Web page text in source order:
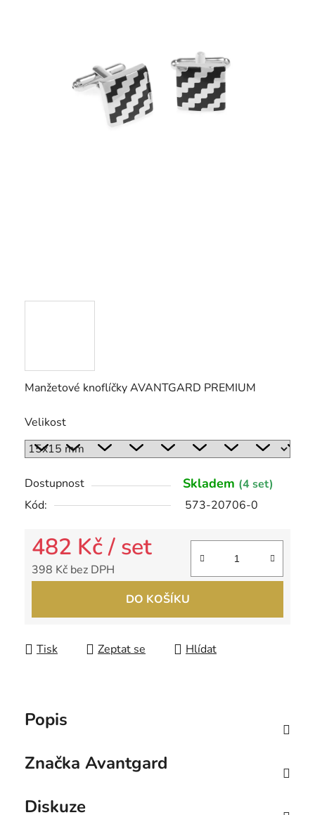
Manžetové knoflíčky AVANTGARD PREMIUM
Velikost
Dostupnost Skladem (4 set)
Kód:
573-20706-0
482 Kč/ set
398 Kč bez DPH
DO KOŠÍKU
Tisk Zeptat se Hlídat
Popis
Značka Avantgard
Diskuze